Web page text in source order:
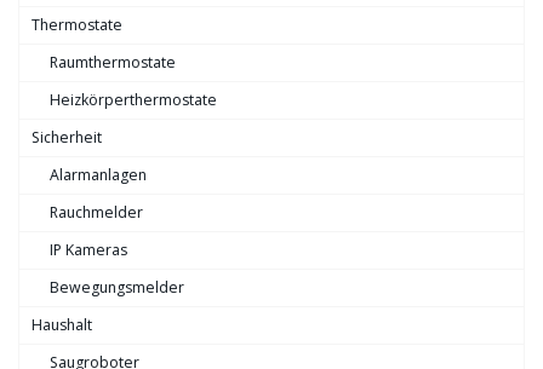
Thermostate
Raumthermostate
Heizkörperthermostate
Sicherheit
Alarmanlagen
Rauchmelder
IP Kameras
Bewegungsmelder
Haushalt
Saugroboter